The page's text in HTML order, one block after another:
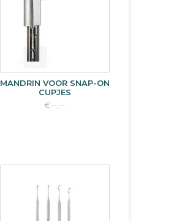
MANDRIN VOOR SNAP-ON
CUPJES
€--,--